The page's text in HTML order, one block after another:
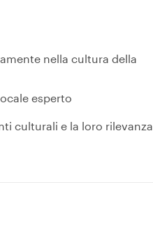
nella cultura della
esperto
culturali e la loro rilevanza